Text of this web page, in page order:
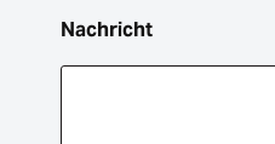
Nachricht